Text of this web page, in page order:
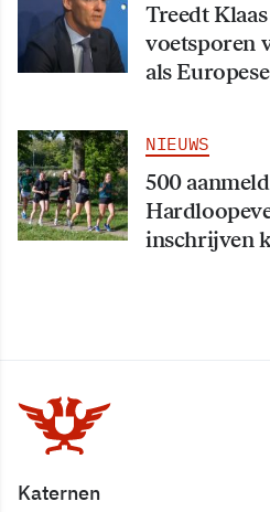
Treedt
voetsporen
als
NIEUWS
500
inschrijven
Katernen